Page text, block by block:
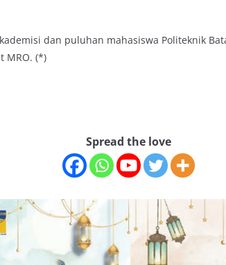
dan puluhan mahasiswa Politeknik
MRO. (*)
Spread the love